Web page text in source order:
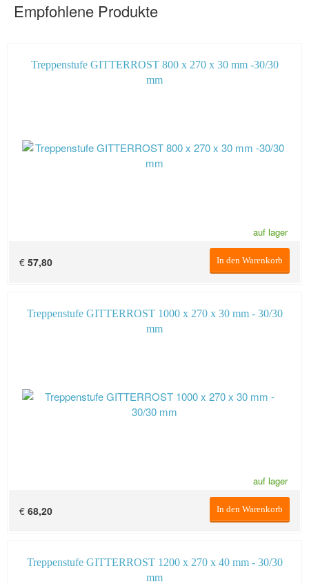
Empfohlene Produkte
Treppenstufe GITTERROST 800 x 270 x 30 mm -30/30
mm
auf lager
In den Warenkorb
€ 57,80
Treppenstufe GITTERROST 1000 x 270 x 30 mm - 30/30
mm
auf lager
In den Warenkorb
€ 68,20
Treppenstufe GITTERROST 1200 x 270 x 40 mm - 30/30
mm